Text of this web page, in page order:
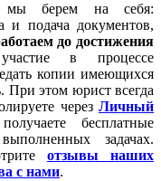
берем на себя:
и подача документов,
до достижения
в процессе
копии имеющихся
При этом юрист всегда
через Личный
бесплатные
задачах.
отзывы наших
с нами.